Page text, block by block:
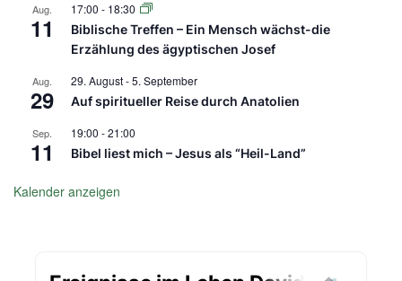
Aug.
11
17:00 - 18:30
Biblische Treffen – Ein Mensch wächst-die
Erzählung des ägyptischen Josef
Aug.
29
29. August-5. September
Auf spiritueller Reise durch Anatolien
Sep.
11
19:00 -21:00
Bibel liest mich – Jesus als “Heil-Land”
Kalender anzeigen